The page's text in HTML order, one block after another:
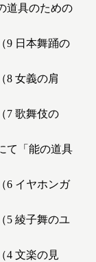
道具のための
9 日本舞踊の
8 女義の肩
7 歌舞伎の
て「能の道具
6 イヤホンガ
5 綾子舞のユ
4 文楽の見